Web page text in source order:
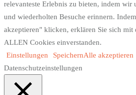
relevanteste Erlebnis zu bieten, indem wir
und wiederholten Besuche erinnern.
akzeptieren" klicken, erklären Sie sich mit
ALLEN Cookies einverstanden.
Einstellungen
SpeichernAlle akzeptieren
Datenschutzeinstellungen